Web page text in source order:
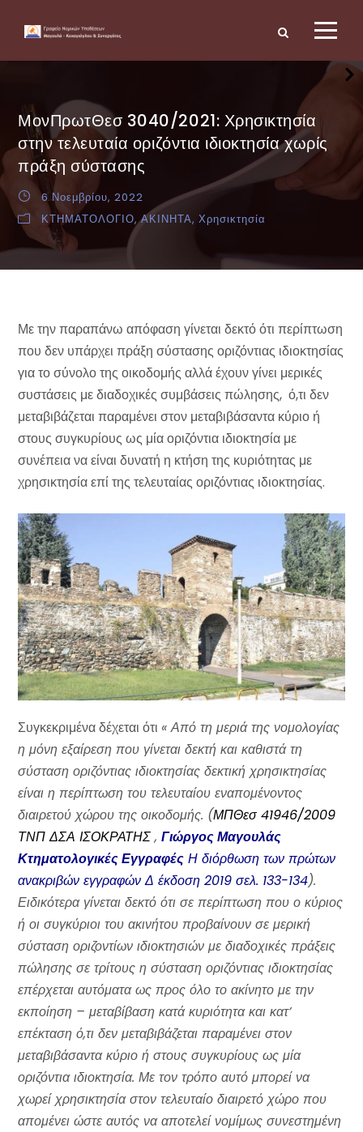
ΜονΠρωτΘεσ 3040/2021: Χρησικτησία
στην τελευταία οριζόντια ιδιοκτησία χωρίς
πράξη σύστασης
6 Νοεμβρίου, 2022
ΚΤΗΜΑΤΟΛΟΓΙΟ, ΑΚΙΝΗΤΑ, Χρησικτησία
Με την παραπάνω απόφαση γίνεται δεκτό ότι περίπτωση
που δεν υπάρχει πράξη σύστασης οριζόντιας ιδιοκτησίας
για το σύνολο της οικοδομής αλλά έχουν γίνει μερικές
συστάσεις με διαδοχικές συμβάσεις πώλησης, ό,τι δεν
μεταβιβάζεται παραμένει στον μεταβιβάσαντα κύριο ή
στους συγκυρίους ως μία οριζόντια ιδιοκτησία με
συνέπεια να είναι δυνατή η κτήση της κυριότητας με
χρησικτησία επί της τελευταίας οριζόντιας ιδιοκτησίας.
Συγκεκριμένα δέχεται ότι « Από τη μεριά της νομολογίας
η μόνη εξαίρεση που γίνεται δεκτή και καθιστά τη
σύσταση οριζόντιας ιδιοκτησίας δεκτική χρησικτησίας
είναι η περίπτωση του τελευταίου εναπομένοντος
διαιρετού χώρου της οικοδομής. (ΜΠΘεσ 41946/2009
ΤΝΠ ΔΣΑ ΙΣΟΚΡΑΤΗΣ, Γιώργος Μαγουλάς
Κτηματολογικές Εγγραφές Η διόρθωση των πρώτων
ανακριβών εγγραφών Δ έκδοση 2019 σελ. 133-134).
Ειδικότερα γίνεται δεκτό ότι σε περίπτωση που ο κύριος
ή οι συγκύριοι του ακινήτου προβαίνουν σε μερική
σύσταση οριζοντίων ιδιοκτησιών με διαδοχικές πράξεις
πώλησης σε τρίτους η σύσταση οριζόντιας ιδιοκτησίας
επέρχεται αυτόματα ως προς όλο το ακίνητο με την
εκποίηση – μεταβίβαση κατά κυριότητα και κατ’
επέκταση ό,τι δεν μεταβιβάζεται παραμένει στον
μεταβιβάσαντα κύριο ή στους συγκυρίους ως μία
οριζόντια ιδιοκτησία. Με τον τρόπο αυτό μπορεί να
χωρεί χρησικτησία στον τελευταίο διαιρετό χώρο που
απομένει ώστε αυτός να αποτελεί νομίμως συνεστημένη